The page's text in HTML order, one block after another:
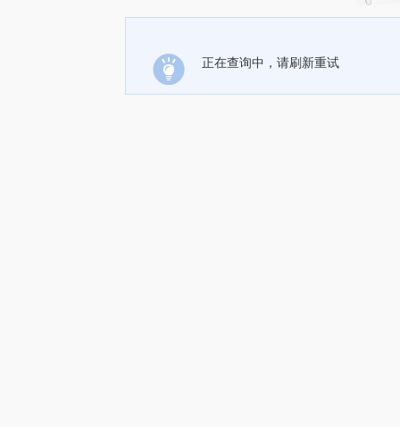
正在查询中，请刷新重试